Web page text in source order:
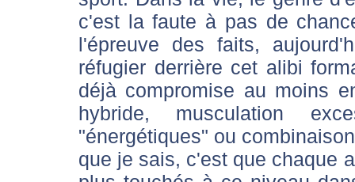
c'est la faute à pas de
l'épreuve des faits,
réfugier derrière cet alibi
déjà compromise au moins
hybride, musculation
"énergétiques" ou
que je sais, c'est que chaque